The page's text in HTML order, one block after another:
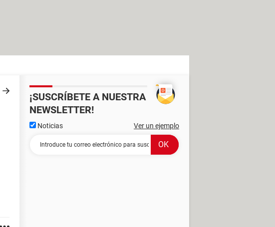
¡SUSCRÍBETE A NUESTRA
NEWSLETTER!
Noticias Ver un ejemplo